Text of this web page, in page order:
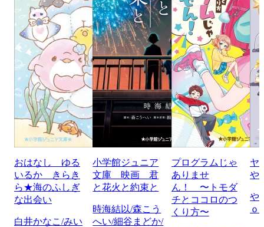
おはなし ゆる
いるか きらき
ら★海のふしぎ
な出会い
白井かなこ/みい
小学館ジュニア
文庫 映画 君
と花火と約束と
時海結以/森こう
へい/細谷まどか/
プログラムじゃ
ありませ
ん！ 〜トモダ
チとココロのつ
くり方〜
ヤ
や
や
ｏ